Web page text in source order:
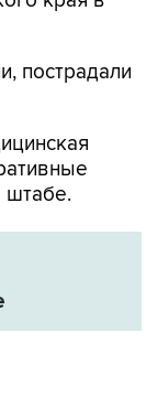
пострадали
штабе.